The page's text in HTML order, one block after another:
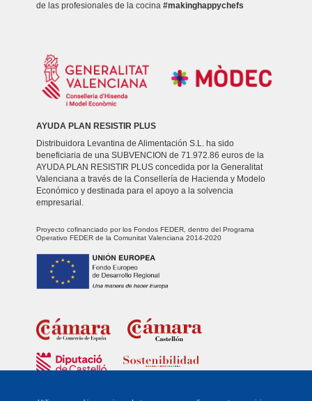
de las profesionales de la cocina#makinghappychefs
AYUDA PLAN RESISTIR PLUS
Distribuidora Levantina de Alimentación S.L. ha sido
beneficiaria de una SUBVENCION de 71.972.86 euros de la
AYUDA PLAN RESISTIR PLUS concedida por la Generalitat
Valenciana a través de la Consellería de Hacienda y Modelo
Económico y destinada para el apoyo a la solvencia
empresarial.
Proyecto cofinanciado por los Fondos FEDER, dentro del Programa
Operativo FEDER de la Comunitat Valenciana 2014-2020
Fondo Europeo de Desarrollo Regional